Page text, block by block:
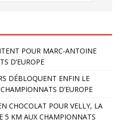
POUR MARC-ANTOINE
D’EUROPE
DÉBLOQUENT ENFIN LE
D’EUROPE
CHOCOLAT POUR VELLY, LA
5 KM AUX CHAMPIONNATS